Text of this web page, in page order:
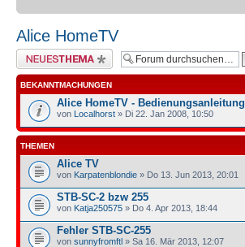
Alice HomeTV
Neues Thema erstellen
BEKANNTMACHUNGEN
Alice HomeTV - Bedienungsanleitung
von Localhorst » Di 22. Jan 2008, 10:50
THEMEN
Alice TV
von Karpatenblondie » Do 13. Jun 2013, 20:01
STB-SC-2 bzw 255
von Katja250575 » Do 4. Apr 2013, 18:44
Fehler STB-SC-255
von sunnyfromftl » Sa 16. Mär 2013, 12:07